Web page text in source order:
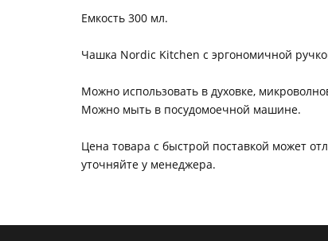
Емкость 300 мл.
Чашка Nordic Kitchen с эргономичной
Можно использовать в духовке,
Можно мыть в посудомоечной машине.
Цена товара с быстрой поставкой может
уточняйте у менеджера.